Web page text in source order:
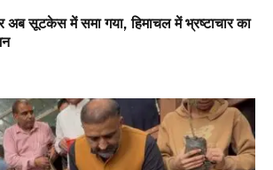
अब सूटकेस में समा गया, हिमाचल में भ्रष्टाचार का